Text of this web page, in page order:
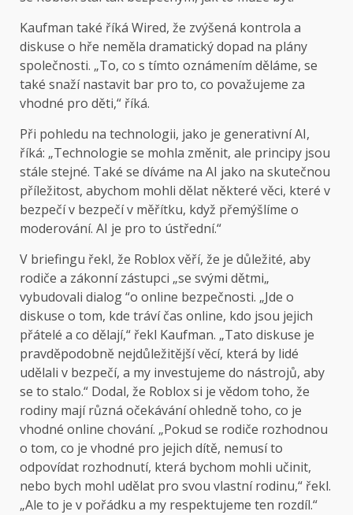
Kaufman také říká Wired, že zvýšená kontrola a
diskuse o hře neměla dramatický dopad na plány
společnosti. „To, co s tímto oznámením děláme, se
také snaží nastavit bar pro to, co považujeme za
vhodné pro děti,“ říká.
Při pohledu na technologii, jako je generativní AI,
říká: „Technologie se mohla změnit, ale principy jsou
stále stejné. Také se díváme na AI jako na skutečnou
příležitost, abychom mohli dělat některé věci, které v
bezpečí v bezpečí v měřítku, když přemýšlíme o
moderování. AI je pro to ústřední.“
V briefingu řekl, že Roblox věří, že je důležité, aby
rodiče a zákonní zástupci „se svými dětmi„
vybudovali dialog “o online bezpečnosti. „Jde o
diskuse o tom, kde tráví čas online, kdo jsou jejich
přátelé a co dělají,“ řekl Kaufman. „Tato diskuse je
pravděpodobně nejdůležitější věcí, která by lidé
udělali v bezpečí, a my investujeme do nástrojů, aby
se to stalo.“ Dodal, že Roblox si je vědom toho, že
rodiny mají různá očekávání ohledně toho, co je
vhodné online chování. „Pokud se rodiče rozhodnou
o tom, co je vhodné pro jejich dítě, nemusí to
odpovídat rozhodnutí, která bychom mohli učinit,
nebo bych mohl udělat pro svou vlastní rodinu,“ řekl.
„Ale to je v pořádku a my respektujeme ten rozdíl.“